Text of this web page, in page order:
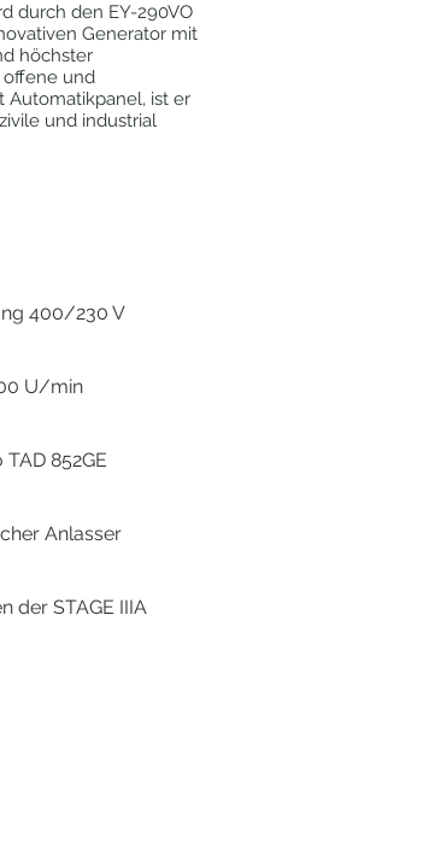
durch den EY-290VO
Generator mit
höchster
offene und
Automatikpanel, ist er
und industrial
400/230 V
U/min
852GE
Anlasser
der STAGE IIIA